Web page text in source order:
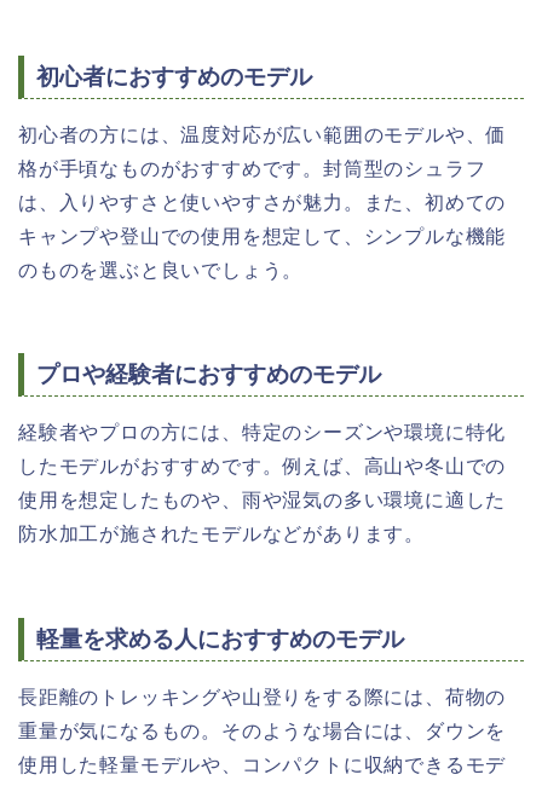
初心者におすすめのモデル
初心者の方には、温度対応が広い範囲のモデルや、価
格が手頃なものがおすすめです。封筒型のシュラフ
は、入りやすさと使いやすさが魅力。また、初めての
キャンプや登山での使用を想定して、シンプルな機能
のものを選ぶと良いでしょう。
プロや経験者におすすめのモデル
経験者やプロの方には、特定のシーズンや環境に特化
したモデルがおすすめです。例えば、高山や冬山での
使用を想定したものや、雨や湿気の多い環境に適した
防水加工が施されたモデルなどがあります。
軽量を求める人におすすめのモデル
長距離のトレッキングや山登りをする際には、荷物の
重量が気になるもの。そのような場合には、ダウンを
使用した軽量モデルや、コンパクトに収納できるモデ